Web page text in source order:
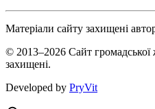
Матеріали сайту захищені
© 2013–2026 Сайт громадської
захищені.
Developed by PryVit